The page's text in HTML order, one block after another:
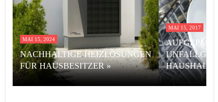
MAI 15, 2024
NACHHALTIGE HEIZLÖSUNGEN
FÜR HAUSBESITZER »
MAI 15, 2017
HAUSHALT